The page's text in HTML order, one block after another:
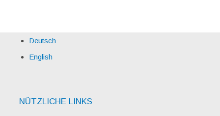
Deutsch
English
NÜTZLICHE LINKS